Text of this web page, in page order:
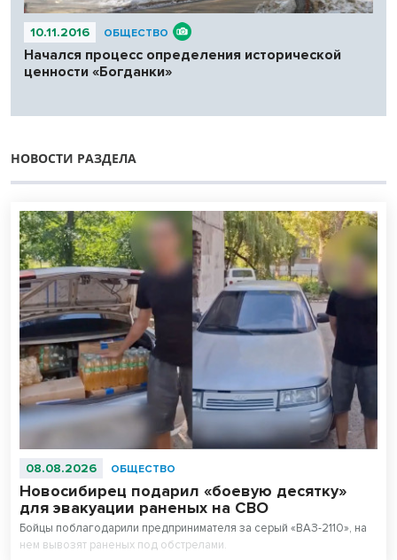
10.11.2016 ОБЩЕСТВО
Начался процесс определения исторической
ценности «Богданки»
НОВОСТИ РАЗДЕЛА
08.08.2026 ОБЩЕСТВО
Новосибирец подарил «боевую десятку»
для эвакуации раненых на СВО
Бойцы поблагодарили предпринимателя за серый «ВАЗ-2110», на
нем вывозят раненых под обстрелами.